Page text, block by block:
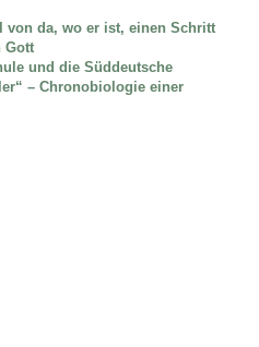
von da, wo er ist, einen Schritt
Gott
und die Süddeutsche
– Chronobiologie einer